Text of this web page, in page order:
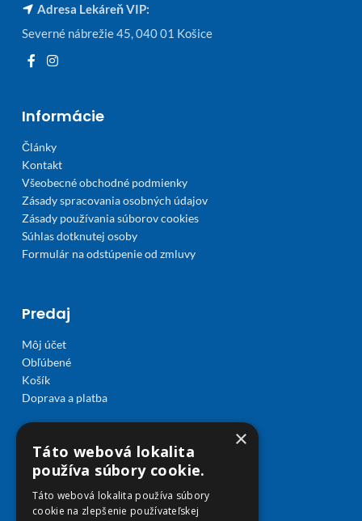
Adresa Lekáreň VIP:
Severné nábrežie 45, 040 01 Košice
Informácie
Články
Kontakt
Všeobecné obchodné podmienky
Zásady spracovania osobných údajov
Zásady používania súborov cookies
Súhlas dotknutej osoby
Formulár na odstúpenie od zmluvy
Predaj
Môj účet
Obľúbené
Košík
Doprava a platba
×
Táto webová lokalita
používa súbory cookie.
Táto webová lokalita používa súbory
cookie na zlepšenie používateľskej